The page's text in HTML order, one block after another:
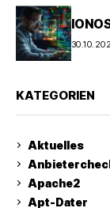
KATEGORIEN
Aktuelles
Apache2
Apt-Dater